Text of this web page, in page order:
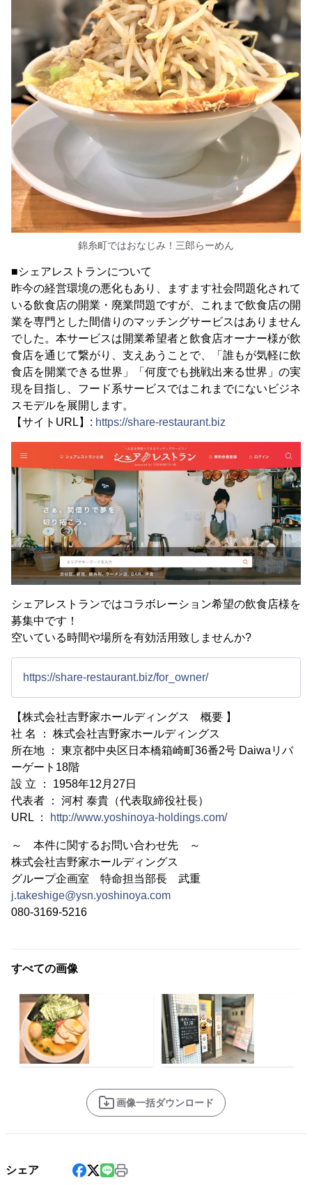
錦糸町ではおなじみ！三郎らーめん
■シェアレストランについて
昨今の経営環境の悪化もあり、ますます社会問題化されて
いる飲食店の開業・廃業問題ですが、これまで飲食店の開
業を専門とした間借りのマッチングサービスはありません
でした。本サービスは開業希望者と飲食店オーナー様が飲
食店を通じて繋がり、支えあうことで、「誰もが気軽に飲
食店を開業できる世界」「何度でも挑戦出来る世界」の実
現を目指し、フード系サービスではこれまでにないビジネ
スモデルを展開します。
【サイトURL】: https://share-restaurant.biz
シェアレストランではコラボレーション希望の飲食店様を
募集中です！
空いている時間や場所を有効活用致しませんか?
https://share-restaurant.biz/for_owner/
【株式会社吉野家ホールディングス 概要 】
社 名 ： 株式会社吉野家ホールディングス
所在地 ： 東京都中央区日本橋箱崎町36番2号 Daiwaリバ
ーゲート18階
設 立 ： 1958年12月27日
代表者 ： 河村 泰貴（代表取締役社長）
URL ：
http://www.yoshinoya-holdings.com/
～ 本件に関するお問い合わせ先 ～
株式会社吉野家ホールディングス
グループ企画室 特命担当部長 武重
j.takeshige@ysn.yoshinoya.com
080-3169-5216
すべての画像
画像一括ダウンロード
シェア